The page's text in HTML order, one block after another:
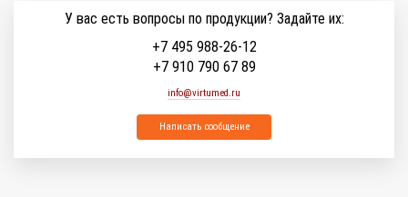
У вас есть вопросы по продукции? Задайте их:
+7 495 988-26-12
+7 910 790 67 89
info@virtumed.ru
Написать сообщение